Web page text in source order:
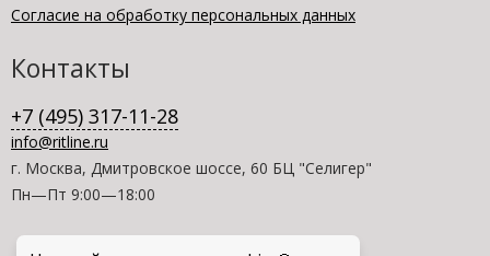
Согласие на обработку персональных данных
Контакты
+7 (495) 317-11-28
info@ritline.ru
г. Москва, Дмитровское шоссе, 60 БЦ "Селигер"
Пн—Пт 9:00—18:00